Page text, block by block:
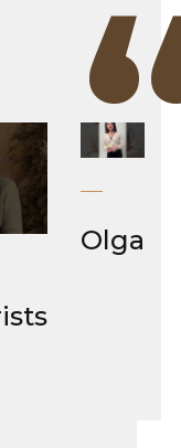
Olga